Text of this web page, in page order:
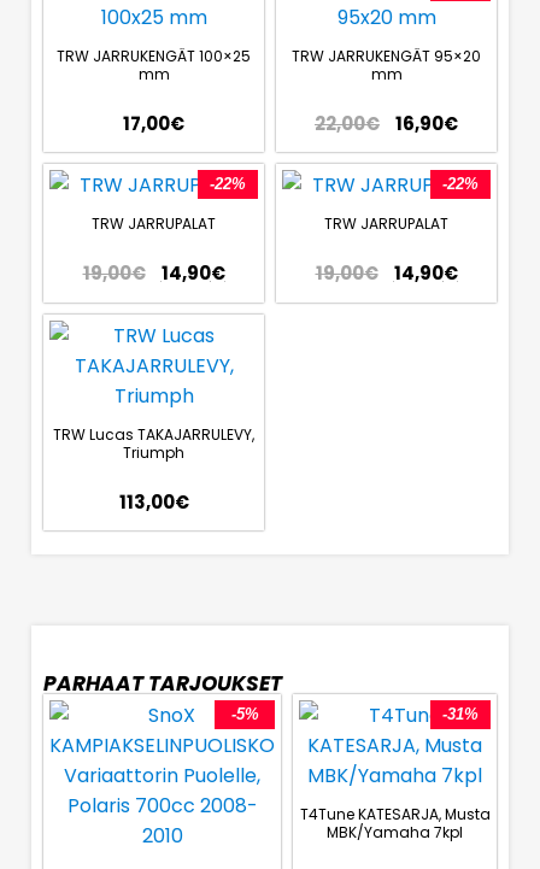
TRW JARRUKENGÄT 100×25
mm
17,00€
TRW JARRUKENGÄT 95×20
mm
22,00€ 16,90€
-22%
TRW JARRUPALAT
19,00€ 14,90€
-22%
TRW JARRUPALAT
19,00€ 14,90€
TRW Lucas TAKAJARRULEVY,
Triumph
113,00€
PARHAAT TARJOUKSET
-5% -31%
T4Tune KATESARJA, Musta
MBK/Yamaha 7kpl